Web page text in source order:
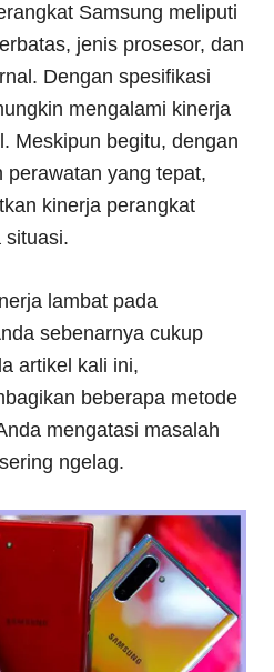
Samsung meliputi
jenis prosesor, dan
Dengan spesifikasi
mengalami kinerja
Meskipun begitu, dengan
perawatan yang tepat,
kinerja perangkat
situasi.
lambat pada
sebenarnya cukup
artikel kali ini,
beberapa metode
mengatasi masalah
ngelag.